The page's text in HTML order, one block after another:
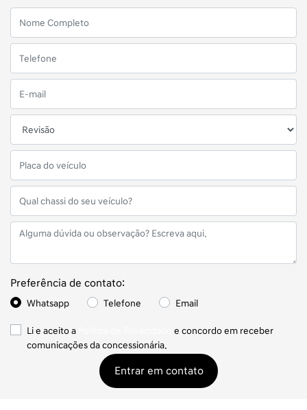
Preferência de contato:
Whatsapp Telefone Email
Li e aceito a
e concordo em receber
comunicações da concessionária.
Entrar em contato